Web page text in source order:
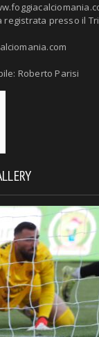
presso il
Roberto Parisi